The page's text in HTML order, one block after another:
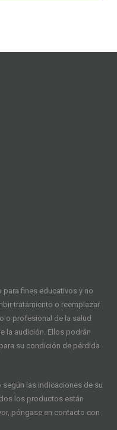
fines educativos y no
tratamiento o reemplazar
o profesional de la salud
la audición. Ellos podrán
su condición de pérdida
las indicaciones de su
los productos están
póngase en contacto con